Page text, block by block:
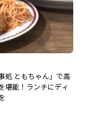
処 ともちゃん」で高
堪能！ランチにディ